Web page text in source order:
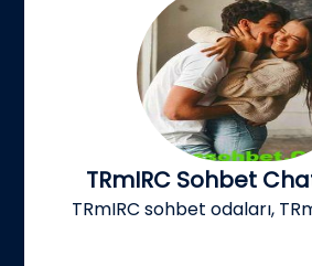
TRmIRC Sohbet
TRmIRC sohbet odaları,